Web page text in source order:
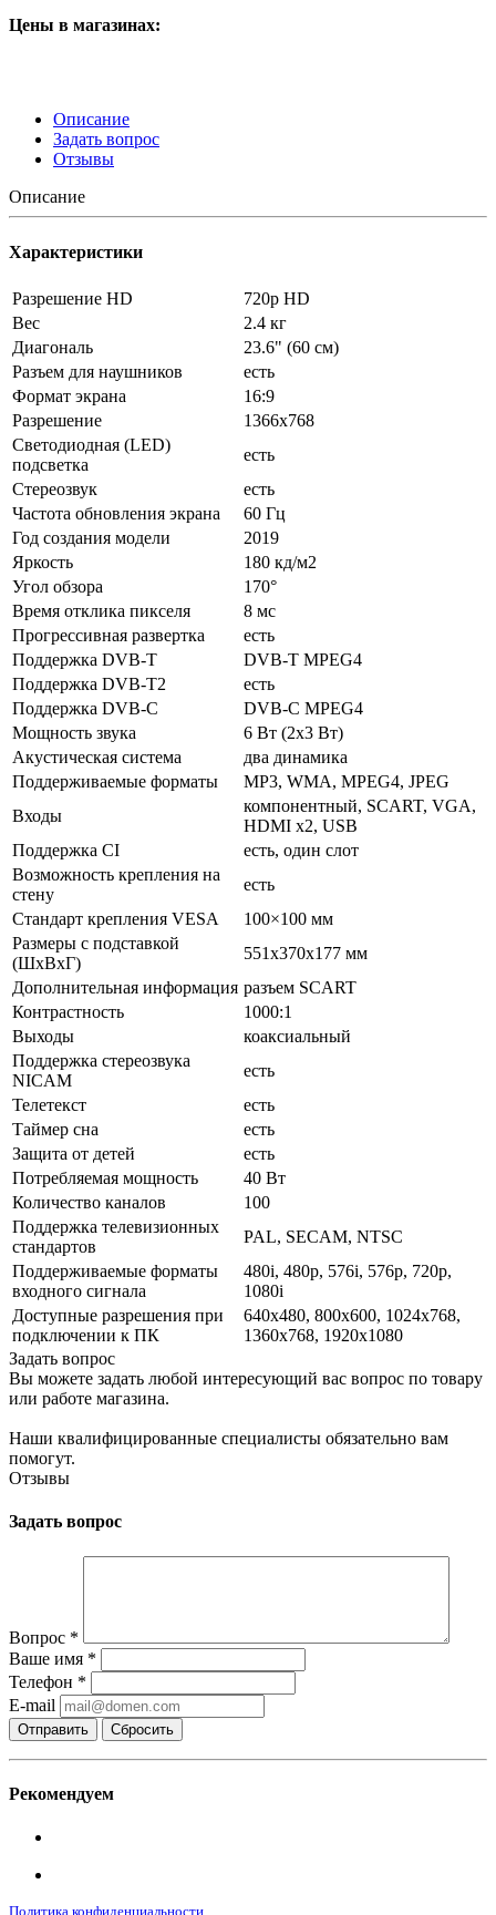
Цены в магазинах:
Описание
Задать вопрос
Отзывы
Описание
Характеристики
Разрешение HD
720p HD
Вес
2.4 кг
Диагональ
23.6" (60 см)
Разъем для наушников
есть
Формат экрана
16:9
Разрешение
1366x768
Светодиодная (LED)
подсветка
есть
Стереозвук
есть
Частота обновления экрана
60 Гц
Год создания модели
2019
Яркость
180 кд/м2
Угол обзора
170°
Время отклика пикселя
8 мс
Прогрессивная развертка
есть
Поддержка DVB-T
DVB-T MPEG4
Поддержка DVB-T2
есть
Поддержка DVB-C
DVB-C MPEG4
Мощность звука
6 Вт (2x3 Вт)
Акустическая система
два динамика
Поддерживаемые форматы
MP3, WMA, MPEG4, JPEG
Входы
компонентный, SCART, VGA,
HDMI x2, USB
Поддержка CI
есть, один слот
Возможность крепления на
стену
есть
Стандарт крепления VESA
100×100 мм
Размеры с подставкой
(ШxВxГ)
551x370x177 мм
Дополнительная информация разъем SCART
Контрастность
1000:1
Выходы
коаксиальный
Поддержка стереозвука
NICAM
есть
Телетекст
есть
Таймер сна
есть
Защита от детей
есть
Потребляемая мощность
40 Вт
Количество каналов
100
Поддержка телевизионных
стандартов
PAL, SECAM, NTSC
Поддерживаемые форматы
входного сигнала
480i, 480p, 576i, 576p, 720p,
1080i
Доступные разрешения при
подключении к ПК
640x480, 800x600, 1024x768,
1360x768, 1920x1080
Задать вопрос
Вы можете задать любой интересующий вас вопрос по товару
или работе магазина.
Наши квалифицированные специалисты обязательно вам
помогут.
Отзывы
Задать вопрос
Вопрос *
Ваше имя *
Телефон *
E-mail
Сбросить
Рекомендуем
Политика конфиденциальности